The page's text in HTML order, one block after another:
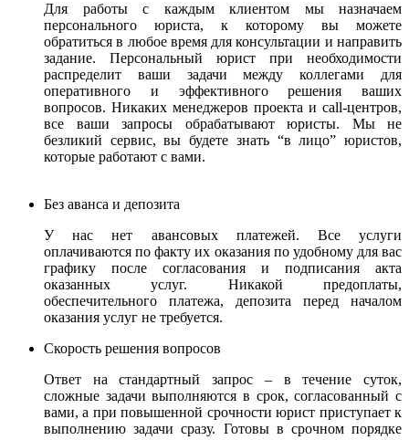
Для работы с каждым клиентом мы назначаем
персонального юриста, к которому вы можете
обратиться в любое время для консультации и направить
задание. Персональный юрист при необходимости
распределит ваши задачи между коллегами для
оперативного и эффективного решения ваших
вопросов. Никаких менеджеров проекта и call-центров,
все ваши запросы обрабатывают юристы. Мы не
безликий сервис, вы будете знать “в лицо” юристов,
которые работают с вами.
Без аванса и депозита
У нас нет авансовых платежей. Все услуги
оплачиваются по факту их оказания по удобному для вас
графику после согласования и подписания акта
оказанных услуг. Никакой предоплаты,
обеспечительного платежа, депозита перед началом
оказания услуг не требуется.
Скорость решения вопросов
Ответ на стандартный запрос – в течение суток,
сложные задачи выполняются в срок, согласованный с
вами, а при повышенной срочности юрист приступает к
выполнению задачи сразу. Готовы в срочном порядке